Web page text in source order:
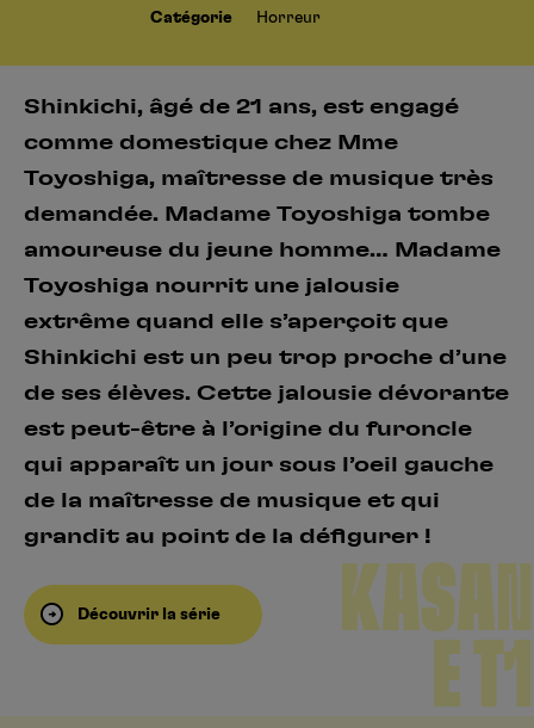
Catégorie Horreur
Shinkichi, âgé de 21 ans, est engagé
comme domestique chez Mme
Toyoshiga, maîtresse de musique très
demandée. Madame Toyoshiga tombe
amoureuse du jeune homme… Madame
Toyoshiga nourrit une jalousie
extrême quand elle s’aperçoit que
Shinkichi est un peu trop proche d’une
de ses élèves. Cette jalousie dévorante
est peut-être à l’origine du furoncle
qui apparaît un jour sous l’oeil gauche
de la maîtresse de musique et qui
grandit au point de la défigurer !
Découvrir la série
KASAN
E T1